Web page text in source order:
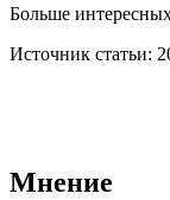
Больше интересных
Источник статьи:
Мнение